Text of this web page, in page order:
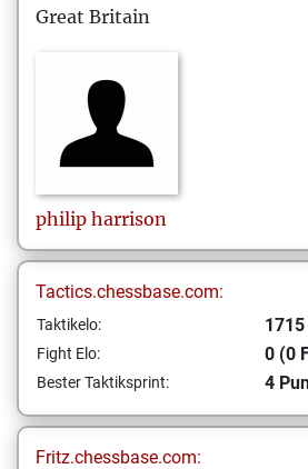
Great Britain
philip harrison
Tactics.chessbase.com:
Taktikelo:
Fight Elo: 0 (0
Bester Taktiksprint: 4
Fritz.chessbase.com: